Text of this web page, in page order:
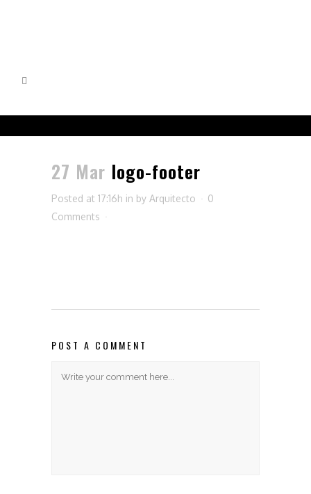
27 Mar logo-footer
Posted at 17:16h in by Arquitecto
0
Comments
POST A COMMENT